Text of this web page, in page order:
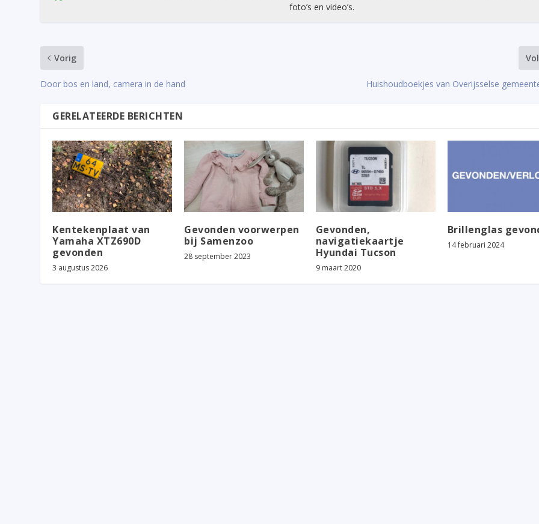
foto’s en video’s.
Vorig
Door bos en land, camera in de hand Huishoudboekjes van Overijsselse
GERELATEERDE BERICHTEN
Kentekenplaat van
Yamaha XTZ690D
gevonden
3 augustus 2026
Gevonden voorwerpen
bij Samenzoo
28 september 2023
Gevonden,
navigatiekaartje
Hyundai Tucson
9 maart 2020
Brillenglas
14 februari 2024